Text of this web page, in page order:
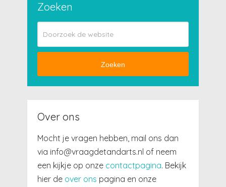
Zoeken
Zoeken
Over ons
Mocht je vragen hebben, mail ons dan
via info@vraagdetandarts.nl of neem
een kijkje op onze contactpagina. Bekijk
hier de over ons pagina en onze